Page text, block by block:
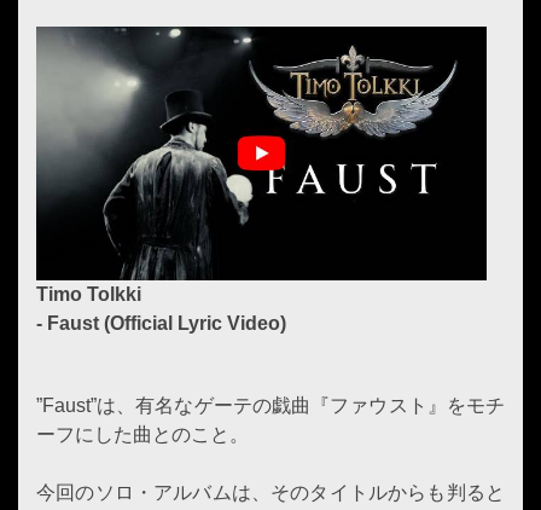
Timo Tolkki
- Faust (Official Lyric Video)
”Faust”は、有名なゲーテの戯曲『ファウスト』をモチ
ーフにした曲とのこと。
今回のソロ・アルバムは、そのタイトルからも判ると